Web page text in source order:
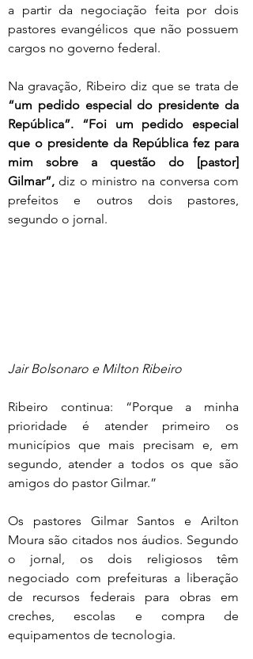
a partir da negociação feita por dois
pastores evangélicos que não possuem
cargos no governo federal.
Na gravação, Ribeiro diz que se trata de
“um pedido especial do presidente da
República”. “Foi um pedido especial
que o presidente da República fez para
mim sobre a questão do [pastor]
Gilmar”, diz o ministro na conversa com
prefeitos e outros dois pastores,
segundo o jornal.
Jair Bolsonaro e Milton Ribeiro
Ribeiro continua: “Porque a minha
prioridade é atender primeiro os
municípios que mais precisam e, em
segundo, atender a todos os que são
amigos do pastor Gilmar.”
Os pastores Gilmar Santos e Arilton
Moura são citados nos áudios. Segundo
o jornal, os dois religiosos têm
negociado com prefeituras a liberação
de recursos federais para obras em
creches, escolas e compra de
equipamentos de tecnologia.